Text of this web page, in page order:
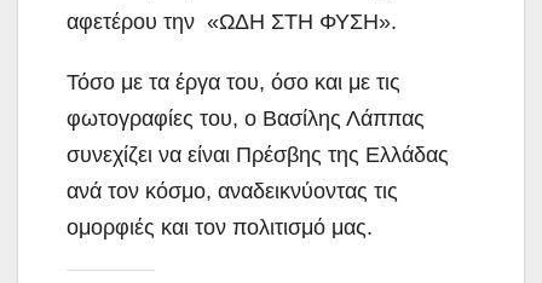
αφετέρου την «ΩΔΗ ΣΤΗ ΦΥΣΗ».
Τόσο με τα έργα του, όσο και με τις
φωτογραφίες του, ο Βασίλης Λάππας
συνεχίζει να είναι Πρέσβης της Ελλάδας
ανά τον κόσμο, αναδεικνύοντας τις
ομορφιές και τον πολιτισμό μας.